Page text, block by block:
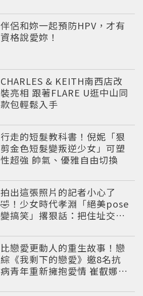
伴侶和妳一起預防HPV，才有
資格說愛妳！
CHARLES & KEITH南西店改
裝亮相 跟著FLARE U逛中山同
款包輕鬆入手
行走的短髮教科書！倪妮「狠
剪金色短髮變叛逆少女」可塑
性超強 帥氣、優雅自由切換
拍出這張照片的記者小心了
🤣！少女時代孝淵「絕美pose
變搞笑」撂狠話：把住址交出
比戀愛更動人的重生故事！戀
綜《我剩下的戀愛》邀8名抗
病青年重新擁抱愛情 崔叡娜淚